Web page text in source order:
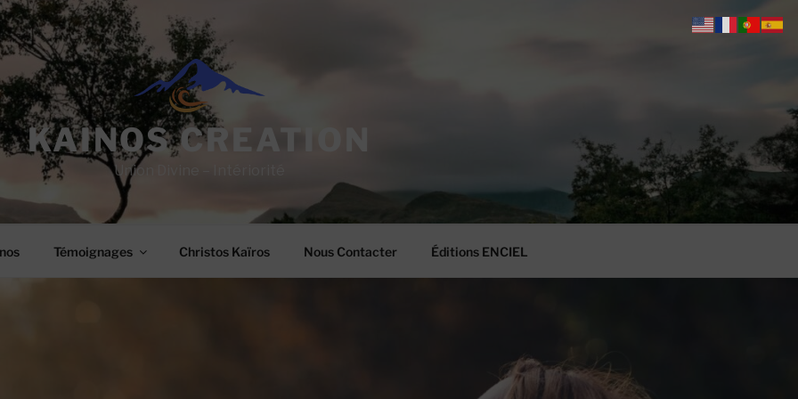
KAINOS CREATION
Union Divine – Intériorité
Témoignages Christos Kaïros Nous Contacter Éditions ENCIEL